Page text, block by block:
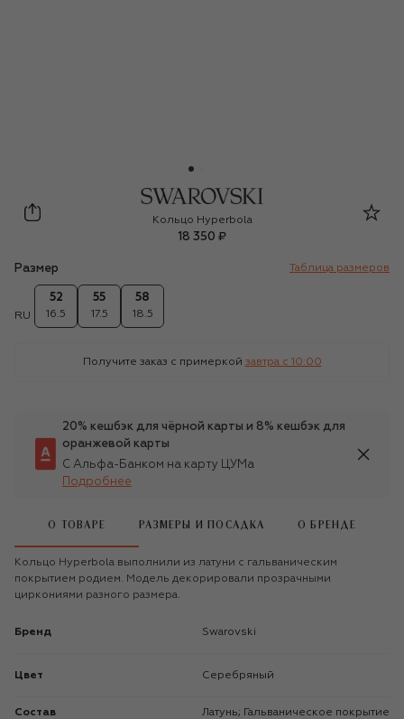
Swarovski
Кольцо Hyperbola
18 350 ₽
Размер Таблица размеров
RU
52
16.5
55
17.5
58
18.5
Получите заказ с примеркой завтра c 10:00
20% кешбэк для чёрной карты и 8% кешбэк для
оранжевой карты
С Альфа-Банком на карту ЦУМа
Подробнее
О ТОВАРЕ РАЗМЕРЫ И ПОСАДКА О БРЕНДЕ
Кольцо Hyperbola выполнили из латуни с гальваническим
покрытием родием. Модель декорировали прозрачными
циркониями разного размера.
Бренд Swarovski
Цвет Серебряный
Состав
Латунь; Гальваническое покрытие